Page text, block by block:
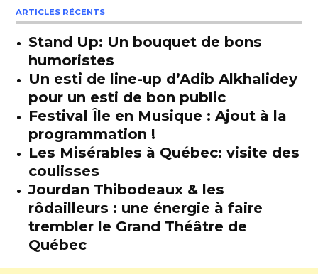
ARTICLES RÉCENTS
Stand Up: Un bouquet de bons
humoristes
Un esti de line-up d’Adib Alkhalidey
pour un esti de bon public
Festival Île en Musique : Ajout à la
programmation !
Les Misérables à Québec: visite des
coulisses
Jourdan Thibodeaux & les
rôdailleurs : une énergie à faire
trembler le Grand Théâtre de
Québec